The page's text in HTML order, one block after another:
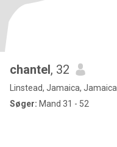
chantel, 32
Linstead, Jamaica, Jamaica
Søger: Mand 31 - 52